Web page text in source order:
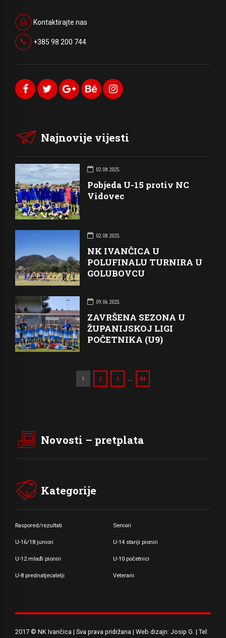
Kontaktirajte nas
+385 98 200 744
Najnovije vijesti
02.08.2025.
Pobjeda U-15 protiv NC
Vidovec
02.08.2025.
NK IVANČICA U
POLUFINALU TURNIRA U
GOLUBOVCU
09.06.2025.
ZAVRŠENA SEZONA U
ŽUPANIJSKOJ LIGI
POČETNIKA (U9)
1 2 3 … 84
Novosti – pretplata
Kategorije
Raspored/rezultati Seniori
U-16/18 juniori U-14 stariji pioniri
U-12 mlađi pioniri U-10 početnici
U-8 prednatjecatelji Veterani
2017 © NK Ivančica | Sva prava pridržana | Web dizajn: Josip G. | Tel: